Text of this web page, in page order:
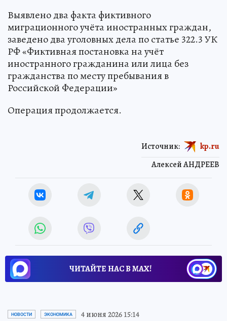
Выявлено два факта фиктивного
миграционного учёта иностранных граждан,
заведено два уголовных дела по статье 322.3 УК
РФ «Фиктивная постановка на учёт
иностранного гражданина или лица без
гражданства по месту пребывания в
Российской Федерации»
Операция продолжается.
Алексей АНДРЕЕВ
Источник: kp.ru
ЧИТАЙТЕ НАС В МАХ!
НОВОСТИ ЭКОНОМИКА 4 июня 2026 15:14